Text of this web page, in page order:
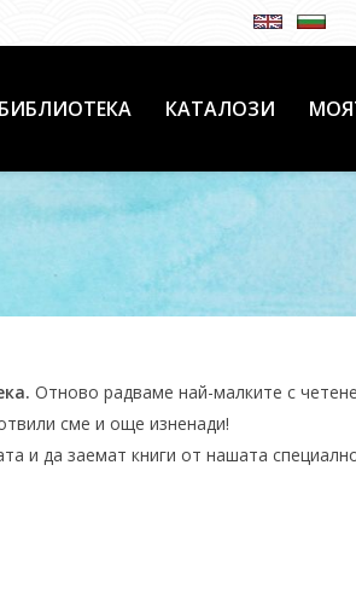
КАТАЛОЗИ
Отново радваме най-малките с
сме и още изненади!
и да заемат книги от нашата